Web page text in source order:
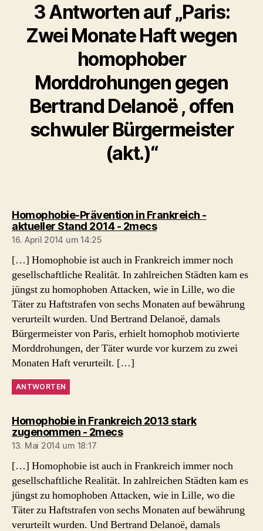
3 Antworten auf „Paris:
Zwei Monate Haft wegen
homophober
Morddrohungen gegen
Bertrand Delanoë , offen
schwuler Bürgermeister
(akt.)“
Homophobie-Prävention in Frankreich -
aktueller Stand 2014 - 2mecssagt:
16. April 2014 um 14:25
[…] Homophobie ist auch in Frankreich immer noch
gesellschaftliche Realität. In zahlreichen Städten kam es
jüngst zu homophoben Attacken, wie in Lille, wo die
Täter zu Haftstrafen von sechs Monaten auf bewährung
verurteilt wurden. Und Bertrand Delanoë, damals
Bürgermeister von Paris, erhielt homophob motivierte
Morddrohungen, der Täter wurde vor kurzem zu zwei
Monaten Haft verurteilt. […]
ANTWORTEN
Homophobie in Frankreich 2013 stark
zugenommen - 2mecssagt:
13. Mai 2014 um 18:17
[…] Homophobie ist auch in Frankreich immer noch
gesellschaftliche Realität. In zahlreichen Städten kam es
jüngst zu homophoben Attacken, wie in Lille, wo die
Täter zu Haftstrafen von sechs Monaten auf bewährung
verurteilt wurden. Und Bertrand Delanoë, damals